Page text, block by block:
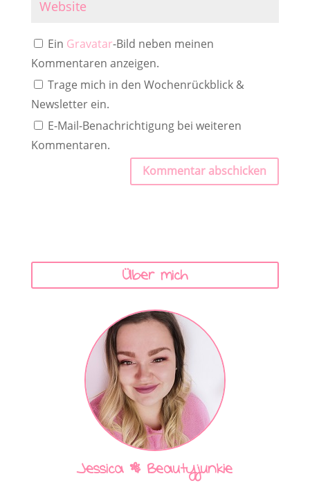
Ein Gravatar-Bild neben meinen
Kommentaren anzeigen.
Trage mich in den Wochenrückblick &
Newsletter ein.
E-Mail-Benachrichtigung bei weiteren
Kommentaren.
Kommentar abschicken
Über mich
Jessica | Beautyjunkie